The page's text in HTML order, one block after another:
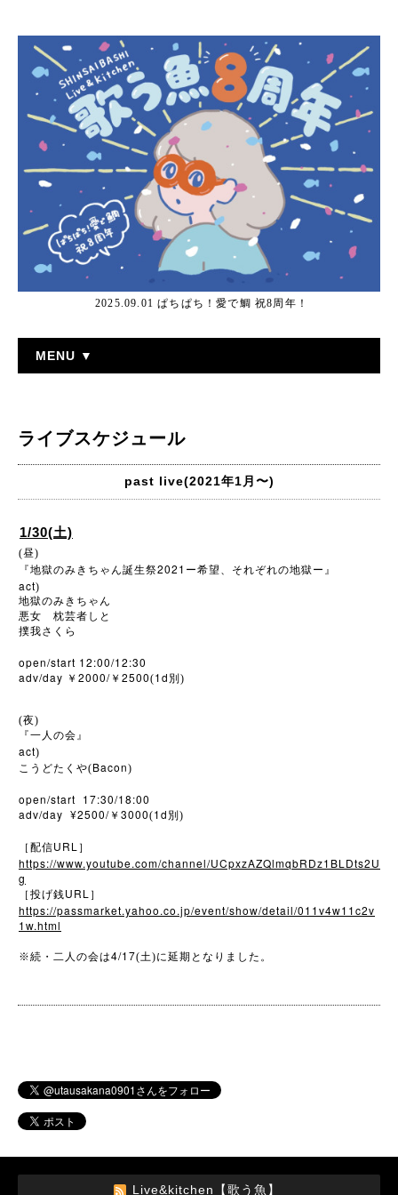
2025.09.01 ぱちぱち！愛で鯛 祝8周年！
MENU ▼
ライブスケジュール
past live(2021年1月〜)
1/30(土)
(昼)
『地獄のみきちゃん誕生祭2021 ー希望、それぞれの地獄ー』
act)
地獄のみきちゃん
悪女 枕芸者しと
撲我さくら
open/start 12:00/12:30
adv/day ￥ 2000/ ￥ 2500(1d 別)
(夜)
『一人の会』
act)
こうどたくや(Bacon)
open/start 17:30/18:00
adv/day ¥2500/ ￥ 3000(1d 別)
［配信URL ］
https://www.youtube.com/channel/UCpxzAZQlmqbRDz1BLDts2U
g
［投げ銭URL ］
https://passmarket.yahoo.co.jp/event/show/detail/011v4w11c2v
1w.html
※続・二人の会は4/17(土)に延期となりました。
Live&kitchen【歌う魚】